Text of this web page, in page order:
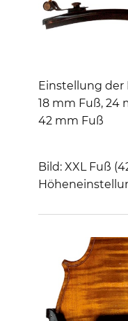
Einstellung der
18 mm Fuß, 24
42 mm Fuß
Bild: XXL Fuß